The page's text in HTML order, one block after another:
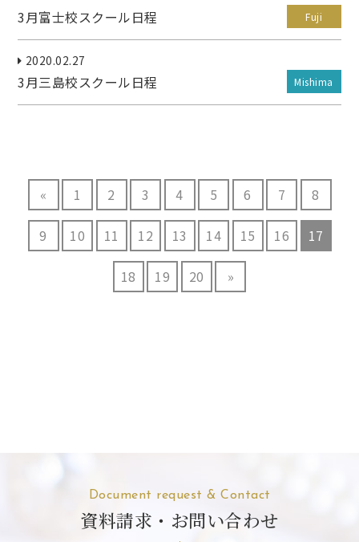
3月富士校スクール日程 Fuji
2020.02.27
3月三島校スクール日程 Mishima
« 1 2 3 4 5 6 7 8
9 10 11 12 13 14 15 16 17
18 19 20 »
Document request & Contact
資料請求・お問い合わせ